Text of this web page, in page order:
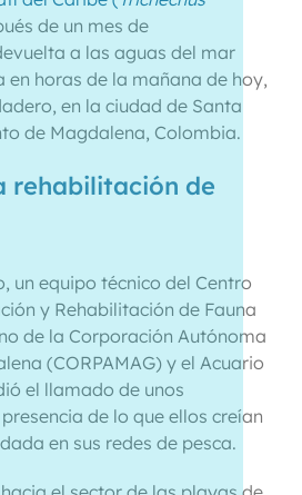
de un mes de
a las aguas del mar
en horas de la mañana de hoy,
en la ciudad de Santa
de Magdalena, Colombia.
rehabilitación de
un equipo técnico del Centro
y Rehabilitación de Fauna
de la Corporación Autónoma
(CORPAMAG) y el Acuario
el llamado de unos
de lo que ellos creían
en sus redes de pesca.